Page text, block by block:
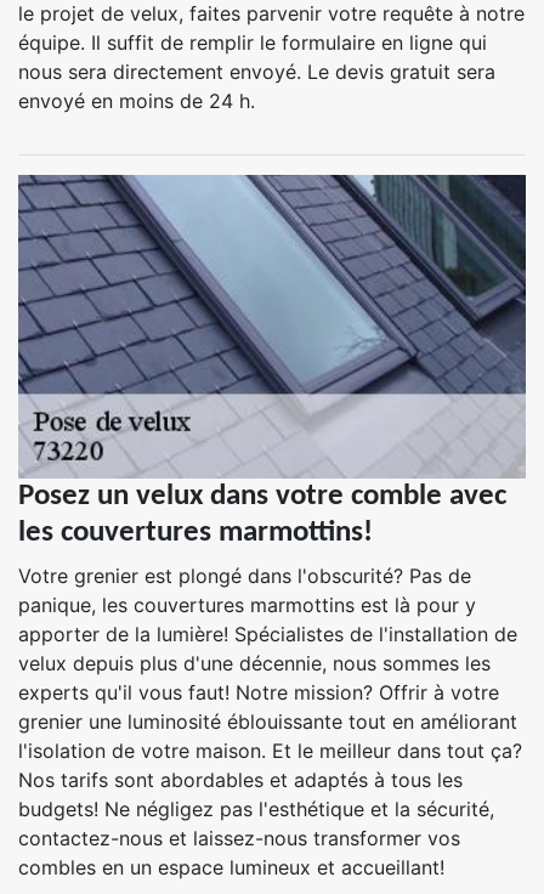
le projet de velux, faites parvenir votre requête à notre
équipe. Il suffit de remplir le formulaire en ligne qui
nous sera directement envoyé. Le devis gratuit sera
envoyé en moins de 24 h.
Posez un velux dans votre comble avec
les couvertures marmottins!
Votre grenier est plongé dans l'obscurité? Pas de
panique, les couvertures marmottins est là pour y
apporter de la lumière! Spécialistes de l'installation de
velux depuis plus d'une décennie, nous sommes les
experts qu'il vous faut! Notre mission? Offrir à votre
grenier une luminosité éblouissante tout en améliorant
l'isolation de votre maison. Et le meilleur dans tout ça?
Nos tarifs sont abordables et adaptés à tous les
budgets! Ne négligez pas l'esthétique et la sécurité,
contactez-nous et laissez-nous transformer vos
combles en un espace lumineux et accueillant!